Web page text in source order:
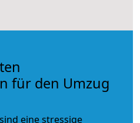
für den Umzug
eine stressige